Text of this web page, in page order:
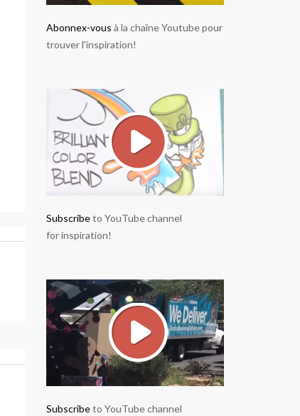
Abonnex-vous à la chaîne Youtube pour
trouver l'inspiration!
Subscribeto YouTube channel
for inspiration!
Subscribeto YouTube channel